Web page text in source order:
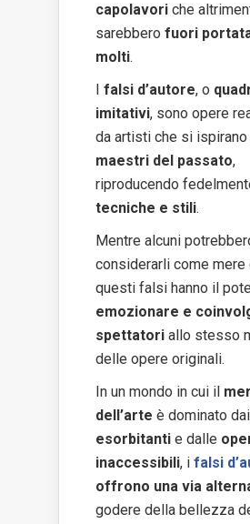
capolavori che
sarebbero fuori
molti.
falsi d’autore, o
imitativi, sono opere
da artisti che si ispirano
maestri del passato,
riproducendo
tecniche e stili.
Mentre alcuni
considerarli come mere
questi falsi hanno il
emozionare e
spettatori allo stesso
delle opere originali.
In un mondo in cui il
dell’arte è dominato dai
esorbitanti e dalle
inaccessibili, i falsi
offrono una via
godere della bellezza